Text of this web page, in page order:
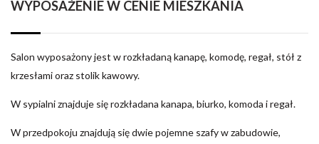
WYPOSAŻENIE W CENIE MIESZKANIA
Salon wyposażony jest w rozkładaną kanapę, komodę, regał, stół z
krzesłami oraz stolik kawowy.
W sypialni znajduje się rozkładana kanapa, biurko, komoda i regał.
W przedpokoju znajdują się dwie pojemne szafy w zabudowie,